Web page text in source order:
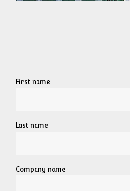
First name
Last name
Company name